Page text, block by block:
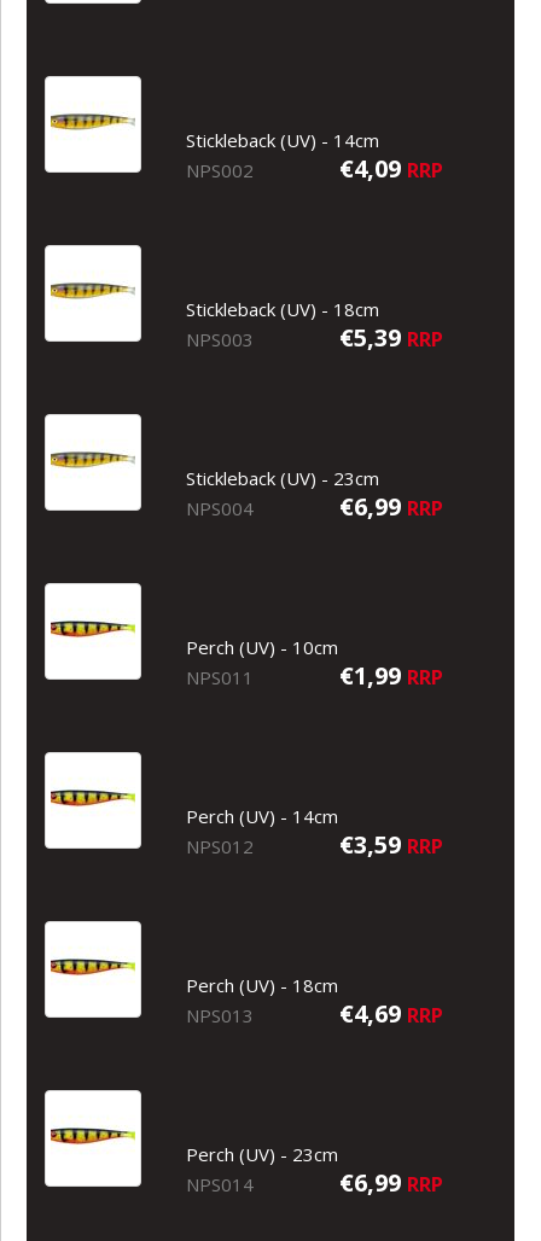
Stickleback (UV) - 14cm
NPS002
€4,09 RRP
Stickleback (UV) - 18cm
NPS003
€5,39 RRP
Stickleback (UV) - 23cm
NPS004
€6,99 RRP
Perch (UV) - 10cm
NPS011
€1,99 RRP
Perch (UV) - 14cm
NPS012
€3,59 RRP
Perch (UV) - 18cm
NPS013
€4,69 RRP
Perch (UV) - 23cm
NPS014
€6,99 RRP